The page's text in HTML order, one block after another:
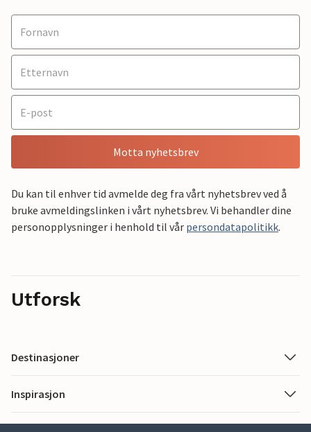
Motta nyhetsbrev
Du kan til enhver tid avmelde deg fra vårt nyhetsbrev ved å
bruke avmeldingslinken i vårt nyhetsbrev. Vi behandler dine
personopplysninger i henhold til vår persondatapolitikk.
Utforsk
Destinasjoner
Inspirasjon